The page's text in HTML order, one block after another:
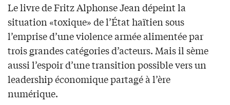
Le livre de Fritz Alphonse Jean dépeint la
situation «toxique» de l’État haïtien sous
l’emprise d’une violence armée alimentée par
trois grandes catégories d’acteurs. Mais il sème
aussi l’espoir d’une transition possible vers un
leadership économique partagé à l’ère
numérique.